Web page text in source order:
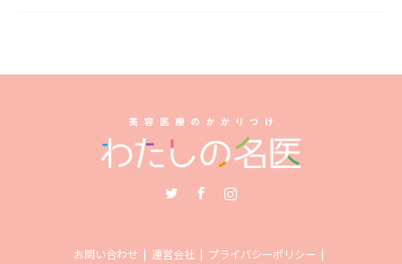
お問い合わせ 運営会社
プライバシーポリシー